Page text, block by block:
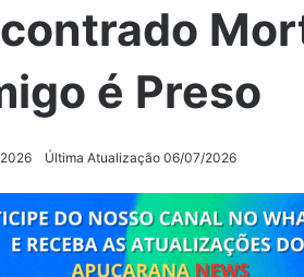
é Preso
Última Atualização 06/07/2026